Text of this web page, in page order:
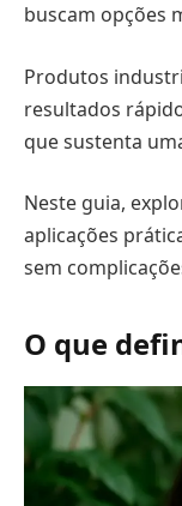
buscam opções
Produtos
resultados
que sustenta
Neste guia,
aplicações
sem
O que